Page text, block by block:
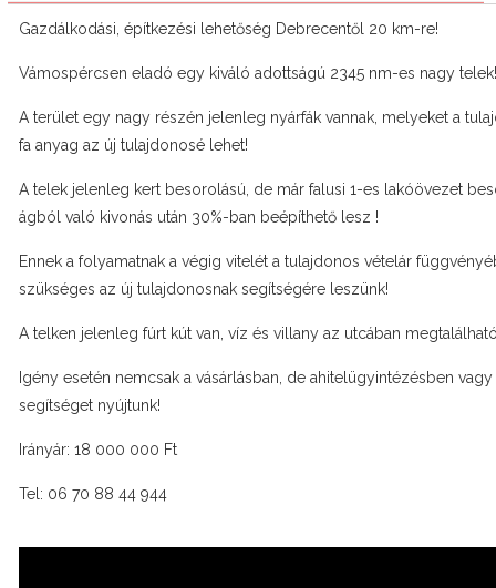
Gazdálkodási, építkezési lehetőség Debrecentől 20 km-re!
Vámospércsen eladó egy kiváló adottságú 2345 nm-es nagy telek!
A terület egy nagy részén jelenleg nyárfák vannak, melyeket a
fa anyag az új tulajdonosé lehet!
A telek jelenleg kert besorolású, de már falusi 1-es lakóövezet
ágból való kivonás után 30%-ban beépíthető lesz !
Ennek a folyamatnak a végig vitelét a tulajdonos vételár
szükséges az új tulajdonosnak segítségére leszünk!
A telken jelenleg fúrt kút van, víz és villany az utcában
Igény esetén nemcsak a vásárlásban, de ahitelügyintézésben
segítséget nyújtunk!
Irányár: 18 000 000 Ft
Tel: 06 70 88 44 944